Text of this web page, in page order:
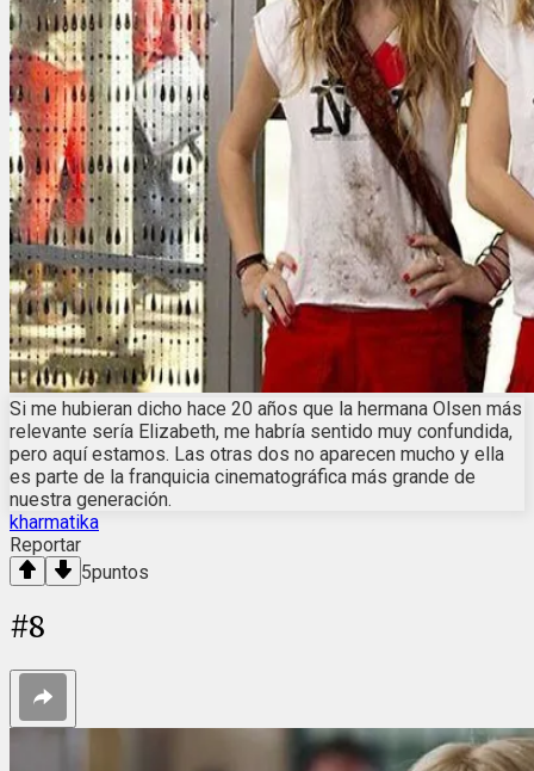
Si me hubieran dicho hace 20 años que la hermana Olsen más
relevante sería Elizabeth, me habría sentido muy confundida,
pero aquí estamos. Las otras dos no aparecen mucho y ella
es parte de la franquicia cinematográfica más grande de
nuestra generación.
kharmatika
Reportar
5puntos
#8